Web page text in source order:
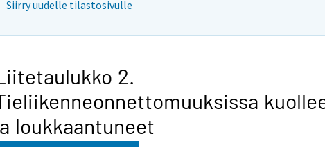
Siirry uudelle tilastosivulle
2.
loukkaantuneet